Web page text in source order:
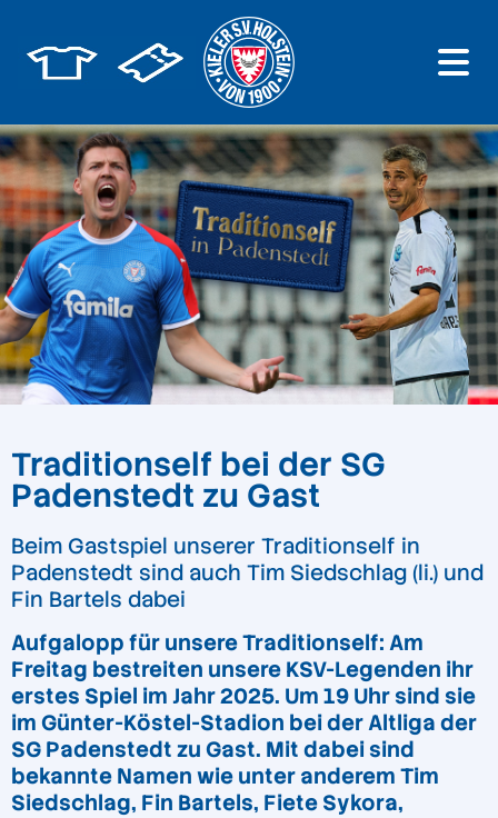
Traditionself bei der SG
Padenstedt zu Gast
Beim Gastspiel unserer Traditionself in
Padenstedt sind auch Tim Siedschlag (li.) und
Fin Bartels dabei
Aufgalopp für unsere Traditionself: Am
Freitag bestreiten unsere KSV-Legenden ihr
erstes Spiel im Jahr 2025. Um 19 Uhr sind sie
im Günter-Köstel-Stadion bei der Altliga der
SG Padenstedt zu Gast. Mit dabei sind
bekannte Namen wie unter anderem Tim
Siedschlag, Fin Bartels, Fiete Sykora,